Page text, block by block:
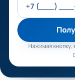
Нажимая кнопку,